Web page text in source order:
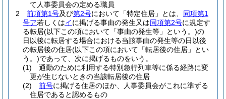
て人事委員会の定める職員
2
前項第1号及び第2号において「特定住居」とは、 同項第1
号ア若しくはイに掲げる事由の発生又は同項第2号に規定す
る転居(以下この項において「事由の発生等」という。)の
日以後に転居する場合における当該事由の発生等の日以後
の転居後の住居(以下この項において「転居後の住居」とい
う。)であって、次に掲げるものをいう。
(1)
通勤のために利用する特別急行列車等に係る経路に変
更が生じないときの当該転居後の住居
(2)
前号に掲げる住居のほか、人事委員会がこれに準ずる
住居であると認めるもの